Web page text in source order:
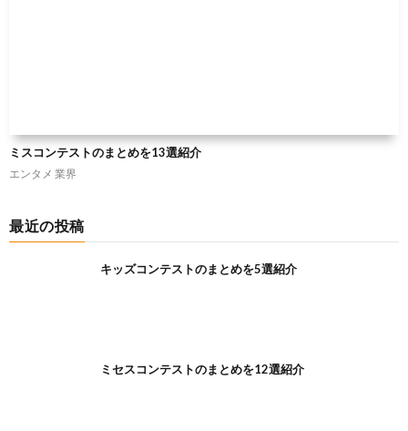
ミスコンテストのまとめを13選紹介
エンタメ 業界
最近の投稿
キッズコンテストのまとめを5選紹介
ミセスコンテストのまとめを12選紹介